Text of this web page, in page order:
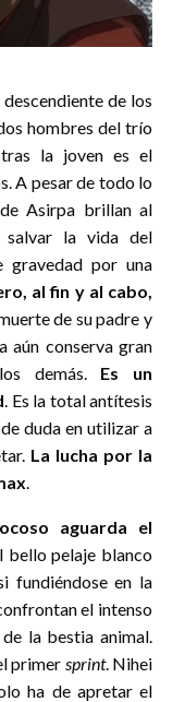
de los
hombres del trío
la joven es el
A pesar de todo lo
Asirpa brillan al
salvar la vida del
gravedad por una
al fin y al cabo,
de su padre y
aún conserva gran
demás. Es un
. Es la total antítesis
duda en utilizar a
La lucha por la
aguarda el
bello pelaje blanco
fundiéndose en la
el intenso
la bestia animal.
primer sprint. Nihei
ha de apretar el